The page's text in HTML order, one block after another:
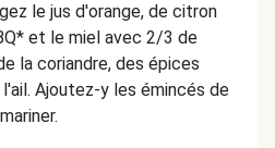
le jus d'orange, de citron
et le miel avec 2/3 de
la coriandre, des épices
Ajoutez-y les émincés de